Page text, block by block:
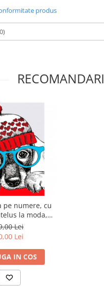
produs
RECOMANDARI
pe numere, cu
la moda,
23 culori, nivel
MC1079
Lei
Lei
IN COS